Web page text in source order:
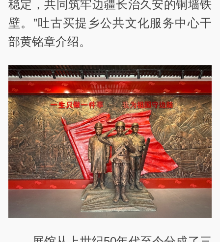
稳定，共同筑牢边疆长治久安的铜墙铁
壁。”吐古买提乡公共文化服务中心干
部黄铭章介绍。